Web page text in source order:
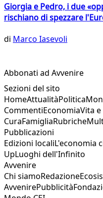
Giorgia e Pedro, i due
rischiano di spezzare
di Marco Iasevoli
Abbonati ad Avvenire
Sezioni del sito
HomeAttualitàPolitica
CommentiEconomiaVita e
CuraFamigliaRubriche
Pubblicazioni
Edizioni localiL'economia
UpLuoghi dell'Infinito
Avvenire
Chi siamoRedazione
AvvenirePubblicità